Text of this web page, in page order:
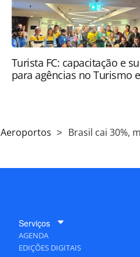
Turista FC: capacitação e
para agências no Turismo
Aeroportos Brasil cai 30%,
Serviços
AGENDA
EDIÇÕES DIGITAIS